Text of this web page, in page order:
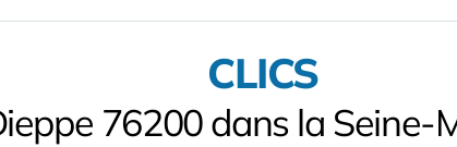
CLICS
76200 dans la Seine-